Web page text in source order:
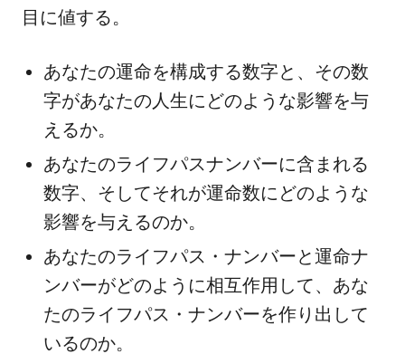
目に値する。
あなたの運命を構成する数字と、その数
字があなたの人生にどのような影響を与
えるか。
あなたのライフパスナンバーに含まれる
数字、そしてそれが運命数にどのような
影響を与えるのか。
あなたのライフパス・ナンバーと運命ナ
ンバーがどのように相互作用して、あな
たのライフパス・ナンバーを作り出して
いるのか。